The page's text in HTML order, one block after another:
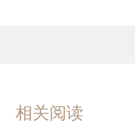
相关阅读